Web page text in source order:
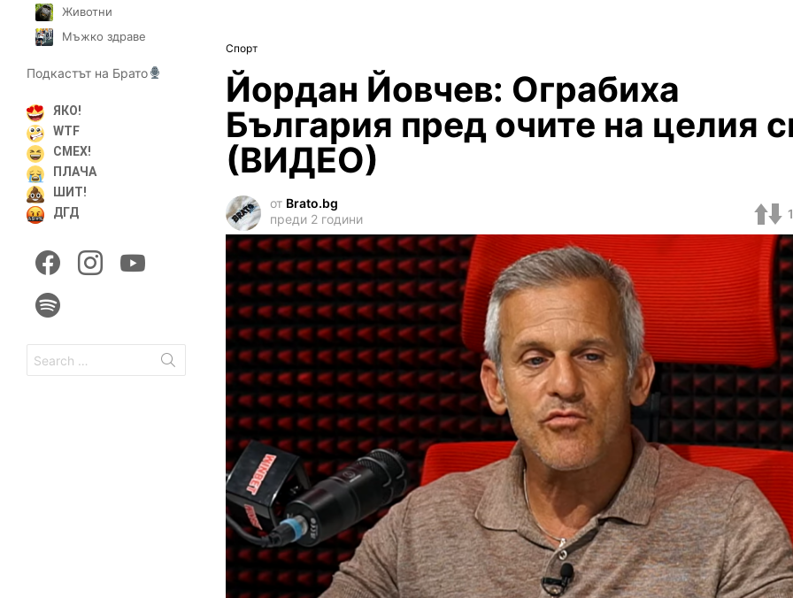
Спорт
Йордан Йовчев: Ограбиха
България пред очите на целия
(ВИДЕО)
от Brato.bg
преди 2 години
1
Животни
Мъжко здраве
Подкастът на Брато
ЯКО!
WTF
СМЕХ!
ПЛАЧА
ШИТ!
ДГД
for: